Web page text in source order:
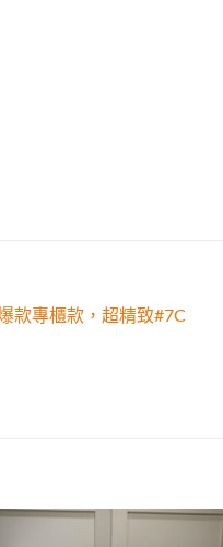
款專櫃款，超精致#7C